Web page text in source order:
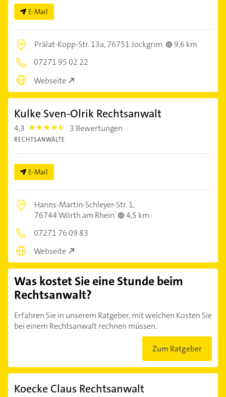
E-Mail
Prälat-Kopp-Str. 13a,76751 Jockgrim
9,6 km
07271 95 02 22
Webseite
Kulke Sven-Olrik Rechtsanwalt
4,3 4.3 3 Bewertungen
RECHTSANWÄLTE
E-Mail
Hanns-Martin-Schleyer-Str. 1,
76744 Wörth am Rhein
4,5 km
07271 76 09 83
Webseite
Was kostet Sie eine Stunde beim
Rechtsanwalt?
Erfahren Sie in unserem Ratgeber, mit welchen Kosten Sie
bei einem Rechtsanwalt rechnen müssen.
Zum Ratgeber
Koecke Claus Rechtsanwalt